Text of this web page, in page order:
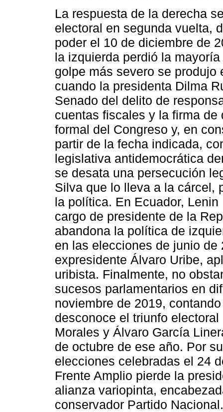
La respuesta de la derecha
electoral en segunda vuelta,
poder el 10 de diciembre de
la izquierda perdió la
golpe más severo se
cuando la presidenta Dilma
Senado del delito de
cuentas fiscales y la firma
formal del Congreso y, en
partir de la fecha indicada,
legislativa antidemocrática
se desata una persecución
Silva que lo lleva a la cárcel,
la política. En Ecuador,
cargo de presidente de la
abandona la política de
en las elecciones de junio
expresidente Álvaro Uribe,
uribista. Finalmente, no
sucesos parlamentarios en
noviembre de 2019,
desconoce el triunfo
Morales y Álvaro García
de octubre de ese año. Por
elecciones celebradas el 24
Frente Amplio pierde la
alianza variopinta,
conservador Partido Nacional.